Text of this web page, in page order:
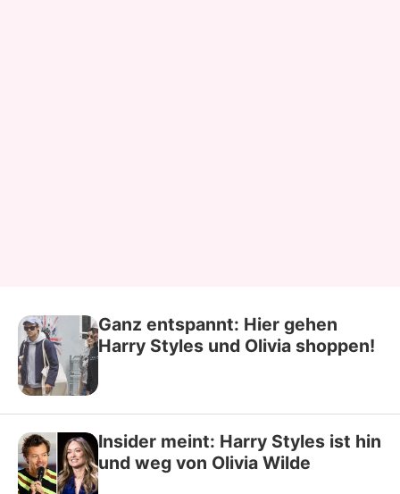
Ganz entspannt: Hier gehen
Harry Styles und Olivia shoppen!
Insider meint: Harry Styles ist hin
und weg von Olivia Wilde